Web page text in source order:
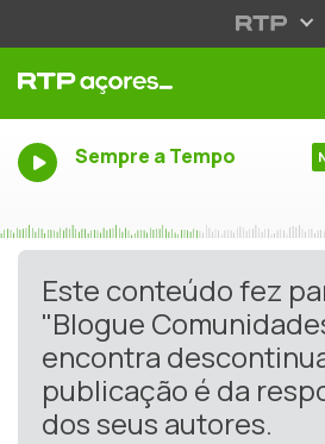
Sempre a Tempo
Este conteúdo fez
"Blogue
encontra
publicação é da
dos seus autores.